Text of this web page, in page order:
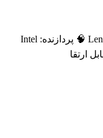
20,000,000 تومان
معرفی لپتاپ 🖥️ مدل: Lenovo ThinkPad E540 🧠 پردازنده: Intel